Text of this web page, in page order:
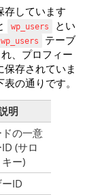
存しています
wp_users
とい
wp_users
テーブ
、プロフィー
保存されていま
の通りです。
明
ドの一意
(サロ
ー)
ID